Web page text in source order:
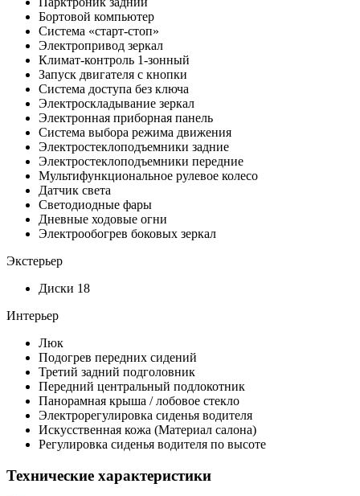
Бортовой компьютер
Система «старт-стоп»
Электропривод зеркал
Климат-контроль 1-зонный
Запуск двигателя с кнопки
Система доступа без ключа
Электроскладывание зеркал
Электронная приборная панель
Система выбора режима движения
Электростеклоподъемники задние
Электростеклоподъемники передние
Мультифункциональное рулевое колесо
Датчик света
Светодиодные фары
Дневные ходовые огни
Электрообогрев боковых зеркал
Экстерьер
Диски 18
Интерьер
Люк
Подогрев передних сидений
Третий задний подголовник
Передний центральный подлокотник
Панорамная крыша / лобовое стекло
Электрорегулировка сиденья водителя
Искусственная кожа (Материал салона)
Регулировка сиденья водителя по высоте
Технические характеристики